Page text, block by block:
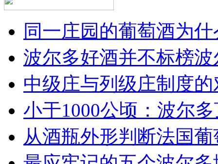
同一庄园的葡萄酒为
波尔多好酒并不标榜
中级庄与列级庄制度
小于1000公顷：波尔
从酒瓶外形判断法国